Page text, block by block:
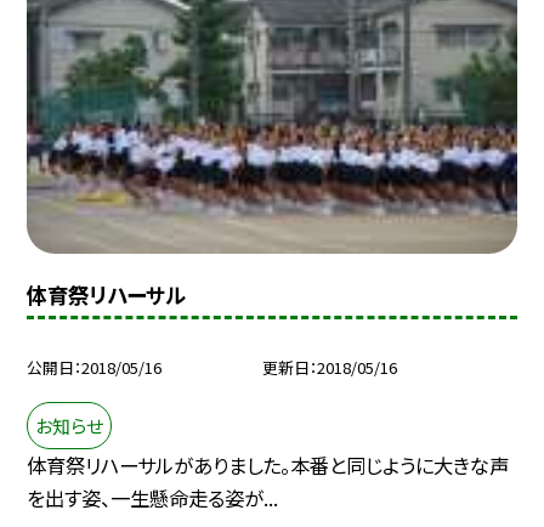
体育祭リハーサル
公開日 2018/05/16 更新日 2018/05/16
お知らせ
体育祭リハーサルがありました。本番と同じように大きな声
を出す姿、一生懸命走る姿が...